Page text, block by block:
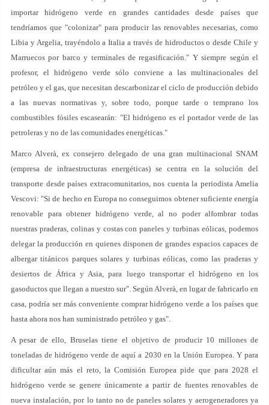
importar hidrógeno verde en grandes cantidades desde países que
tendríamos que "colonizar" para producir las renovables necesarias, como
Libia y Argelia, trayéndolo a Italia a través de hidroductos o desde Chile y
Marruecos por barco y terminales de regasificación." Y siempre según el
profesor, el hidrógeno verde sólo conviene a las multinacionales del
petróleo y el gas, que necesitan descarbonizar el ciclo de producción debido
a las nuevas normativas y, sobre todo, porque tarde o temprano los
combustibles fósiles escasearán: "El hidrógeno es el portador verde de las
petroleras y no de las comunidades energéticas."
Marco Alverà, ex consejero delegado de una gran multinacional SNAM
(empresa de infraestructuras energéticas) se centra en la solución del
transporte desde países extracomunitarios, nos cuenta la periodista Amelia
Vescovi: "Si de hecho en Europa no conseguimos obtener suficiente energía
renovable para obtener hidrógeno verde, al no poder alfombrar todas
nuestras praderas, colinas y costas con paneles y turbinas eólicas, podemos
delegar la producción en quienes disponen de grandes espacios capaces de
albergar titánicos parques solares y turbinas eólicas, como las praderas y
desiertos de África y Asia, para luego transportar el hidrógeno en los
gasoductos que llegan a nuestro sur". Según Alverà, en lugar de fabricarlo en
casa, podría ser más conveniente comprar hidrógeno verde a los países que
hasta ahora nos han suministrado petróleo y gas".
A pesar de ello, Bruselas tiene el objetivo de producir 10 millones de
toneladas de hidrógeno verde de aquí a 2030 en la Unión Europea. Y para
dificultar aún más el reto, la Comisión Europea pide que para 2028 el
hidrógeno verde se genere únicamente a partir de fuentes renovables de
nueva instalación, por lo tanto no de paneles solares y aerogeneradores ya